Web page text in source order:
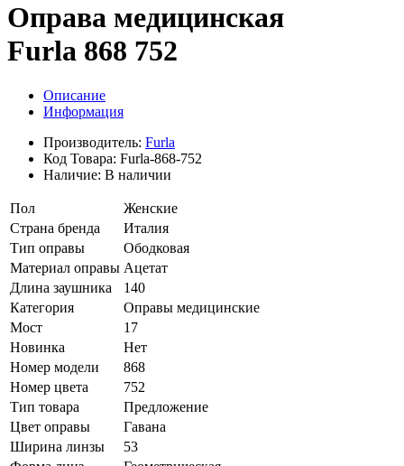
Оправа медицинская
Furla 868 752
Описание
Информация
Производитель: Furla
Код Товара: Furla-868-752
Наличие: В наличии
Пол
Женские
Страна бренда
Италия
Тип оправы
Ободковая
Материал оправы Ацетат
Длина заушника
140
Категория
Оправы медицинские
Мост
17
Новинка
Нет
Номер модели
868
Номер цвета
752
Тип товара
Предложение
Цвет оправы
Гавана
Ширина линзы
53